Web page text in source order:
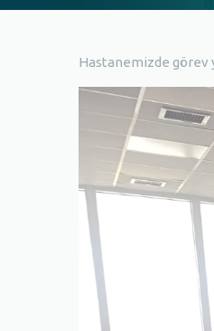
Hastanemizde görev